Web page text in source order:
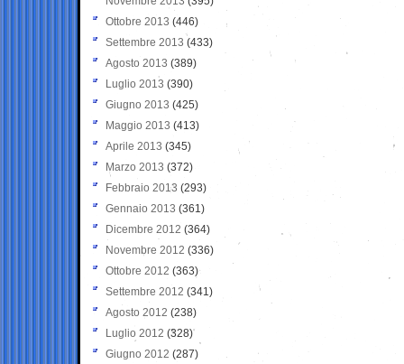
Ottobre 2013 (446)
Settembre 2013 (433)
Agosto 2013 (389)
Luglio 2013 (390)
Giugno 2013 (425)
Maggio 2013 (413)
Aprile 2013 (345)
Marzo 2013 (372)
Febbraio 2013 (293)
Gennaio 2013 (361)
Dicembre 2012 (364)
Novembre 2012 (336)
Ottobre 2012 (363)
Settembre 2012 (341)
Agosto 2012 (238)
Luglio 2012 (328)
Giugno 2012 (287)